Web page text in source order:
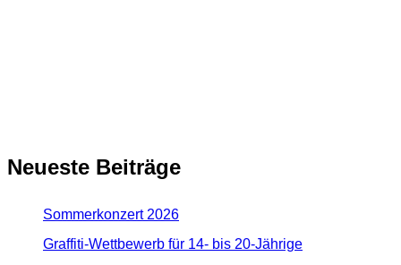
Neueste Beiträge
Sommerkonzert 2026
Graffiti-Wettbewerb für 14- bis 20-Jährige